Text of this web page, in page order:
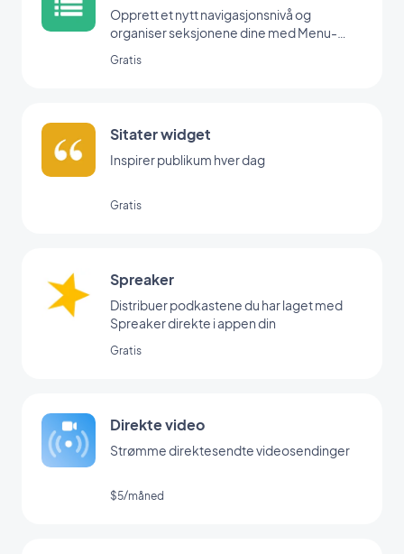
Opprett et nytt navigasjonsnivå og
organiser seksjonene dine med Menu-
Gratis
Sitater widget
Inspirer publikum hver dag
Gratis
Spreaker
Distribuer podkastene du har laget med
Spreaker direkte i appen din
Gratis
Direkte video
Strømme direktesendte videosendinger
$5/måned